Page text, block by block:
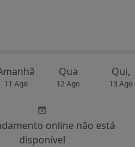
11 Ago
Qua
12 Ago
Qui,
13 Ago
online não está
disponível